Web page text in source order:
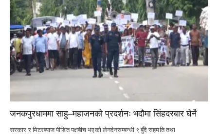
जनकपुरधाममा साहु–महाजनको प्रदर्शनः भदौमा सिंहदरबार घेर्ने
सरकार र मिटरब्याज पीडित पक्षबीच भएको लेनदेनसम्बन्धी ९ बुँदे सहमति तथा